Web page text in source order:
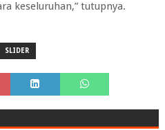
keseluruhan,” tutupnya.
SLIDER